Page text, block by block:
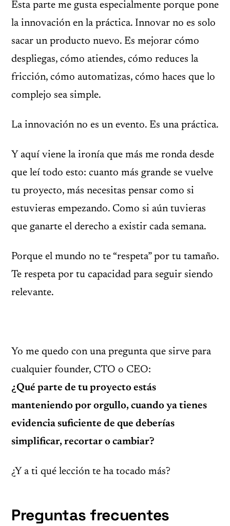
Esta parte me gusta especialmente porque pone
la innovación en la práctica. Innovar no es solo
sacar un producto nuevo. Es mejorar cómo
despliegas, cómo atiendes, cómo reduces la
fricción, cómo automatizas, cómo haces que lo
complejo sea simple.
La innovación no es un evento. Es una práctica.
Y aquí viene la ironía que más me ronda desde
que leí todo esto: cuanto más grande se vuelve
tu proyecto, más necesitas pensar como si
estuvieras empezando. Como si aún tuvieras
que ganarte el derecho a existir cada semana.
Porque el mundo no te “respeta” por tu tamaño.
Te respeta por tu capacidad para seguir siendo
relevante.
Yo me quedo con una pregunta que sirve para
cualquier founder, CTO o CEO:
¿Qué parte de tu proyecto estás
manteniendo por orgullo, cuando ya tienes
evidencia suficiente de que deberías
simplificar, recortar o cambiar?
¿Y a ti qué lección te ha tocado más?
Preguntas frecuentes